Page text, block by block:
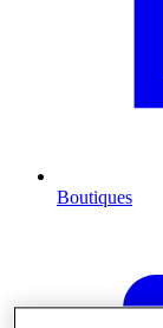
Boutiques